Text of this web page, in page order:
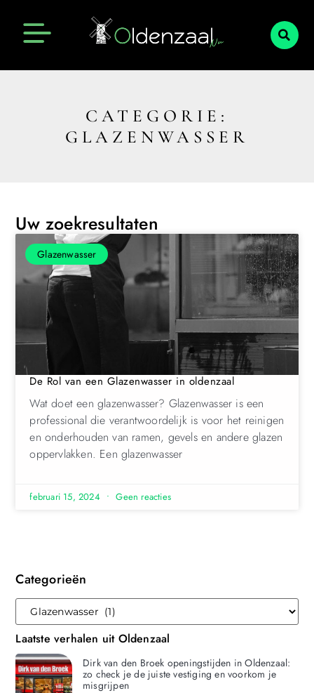
CATEGORIE:
GLAZENWASSER
Uw zoekresultaten
Glazenwasser
De Rol van een Glazenwasser in oldenzaal
Wat doet een glazenwasser? Glazenwasser is een
professional die verantwoordelijk is voor het reinigen
en onderhouden van ramen, gevels en andere glazen
oppervlakken. Een glazenwasser
februari 15, 2024 Geen reacties
Categorieën
Laatste verhalen uit Oldenzaal
Dirk van den Broek openingstijden in Oldenzaal:
zo check je de juiste vestiging en voorkom je
misgrijpen